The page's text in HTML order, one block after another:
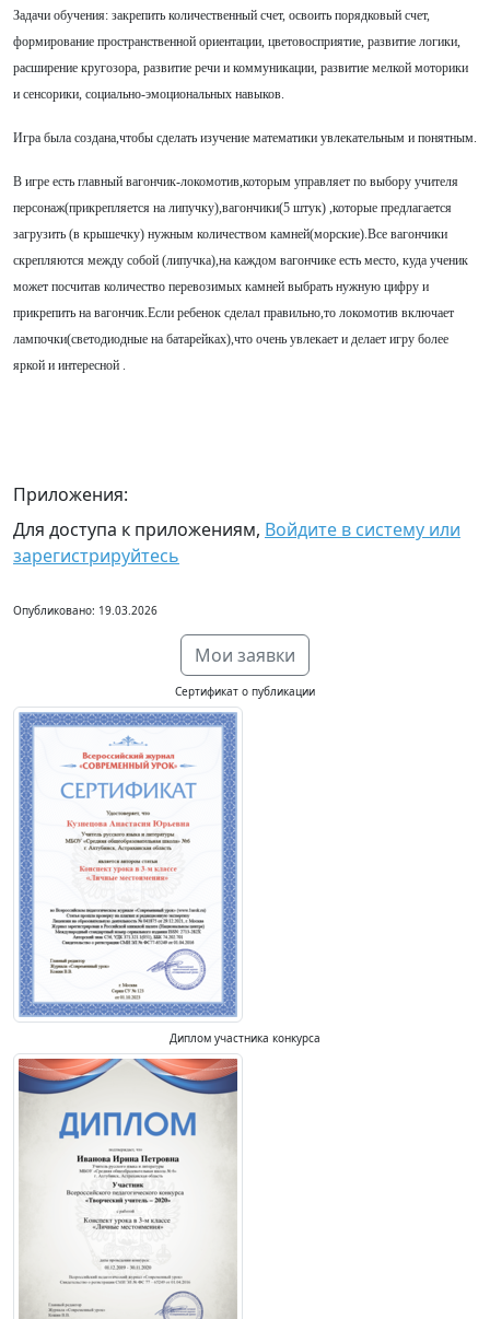
Задачи обучения: закрепить количественный счет, освоить порядковый счет,
формирование пространственной ориентации, цветовосприятие, развитие логики,
расширение кругозора, развитие речи и коммуникации, развитие мелкой моторики
и сенсорики, социально-эмоциональных навыков.
Игра была создана,чтобы сделать изучение математики увлекательным и понятным.
В игре есть главный вагончик-локомотив,которым управляет по выбору учителя
персонаж(прикрепляется на липучку),вагончики(5 штук) ,которые предлагается
загрузить (в крышечку) нужным количеством камней(морские).Все вагончики
скрепляются между собой (липучка),на каждом вагончике есть место, куда ученик
может посчитав количество перевозимых камней выбрать нужную цифру и
прикрепить на вагончик.Если ребенок сделал правильно,то локомотив включает
лампочки(светодиодные на батарейках),что очень увлекает и делает игру более
яркой и интересной .
Приложения:
Для доступа к приложениям, Войдите в систему или
зарегистрируйтесь
Опубликовано: 19.03.2026
Мои заявки
Сертификат о публикации
Диплом участника конкурса